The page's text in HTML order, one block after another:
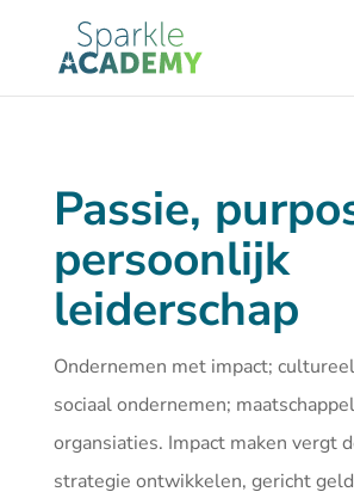
Passie,
persoonlijk
leiderschap
Ondernemen met impact;
sociaal ondernemen;
organsiaties. Impact maken vergt
strategie ontwikkelen, gericht